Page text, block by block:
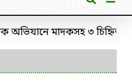
অভিযানে মাদকসহ ৩ চিহ্নিত